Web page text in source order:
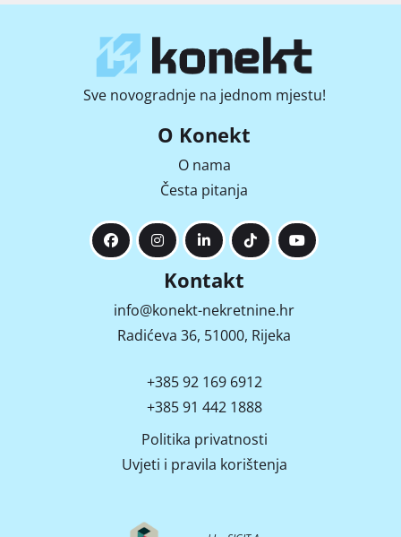
Sve novogradnje na jednom mjestu!
O Konekt
O nama
Česta pitanja
Kontakt
info@konekt-nekretnine.hr
Radićeva 36, 51000, Rijeka
+385 92 169 6912
+385 91 442 1888
Politika privatnosti
Uvjeti i pravila korištenja